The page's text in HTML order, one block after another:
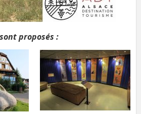
proposés :